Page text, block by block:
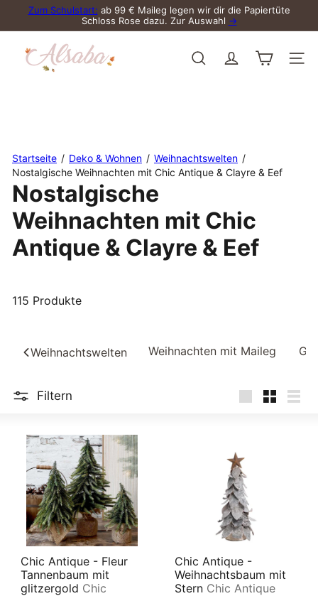
Direkt
Inhalt
Pause
Diashow
Zum Schulstart: ab 99 € Maileg legen wir dir die Papiertüte
Schloss Rose dazu. Zur Auswahl →
Suche
Startseite Deko & Wohnen
Weihnachtswelten
Nostalgische Weihnachten mit Chic Antique & Clayre & Eef
Nostalgische
Weihnachten mit Chic
Antique & Clayre & Eef
115 Produkte
Weihnachtswelten Weihnachten mit Maileg
Filtern
Chic Antique - Fleur
Tannenbaum mit
glitzergold Chic
Chic Antique -
Weihnachtsbaum mit
Stern Chic Antique